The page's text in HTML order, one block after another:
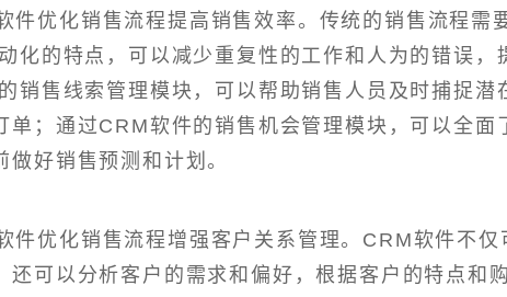
件优化销售流程提高销售效率。传统的销售流程需
化的特点，可以减少重复性的工作和人为的错误，
销售线索管理模块，可以帮助销售人员及时捕捉潜
；通过CRM软件的销售机会管理模块，可以全面
好销售预测和计划。
件优化销售流程增强客户关系管理。CRM软件不仅
还可以分析客户的需求和偏好，根据客户的特点和